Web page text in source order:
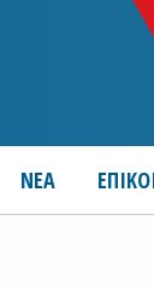
ΝΕΑ